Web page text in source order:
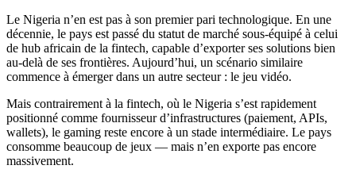
Le Nigeria n’en est pas à son premier pari technologique. En une
décennie, le pays est passé du statut de marché sous-équipé à celui
de hub africain de la fintech, capable d’exporter ses solutions bien
au-delà de ses frontières. Aujourd’hui, un scénario similaire
commence à émerger dans un autre secteur : le jeu vidéo.
Mais contrairement à la fintech, où le Nigeria s’est rapidement
positionné comme fournisseur d’infrastructures (paiement, APIs,
wallets), le gaming reste encore à un stade intermédiaire. Le pays
consomme beaucoup de jeux — mais n’en exporte pas encore
massivement.